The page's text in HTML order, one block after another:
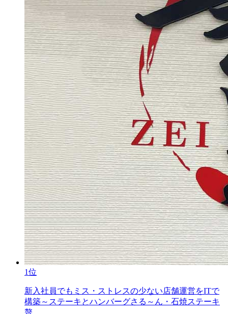
1位
新入社員でもミス・ストレスの少ない店舗運営をITで
構築～ステーキとハンバーグさる～ん・石焼ステーキ
贅